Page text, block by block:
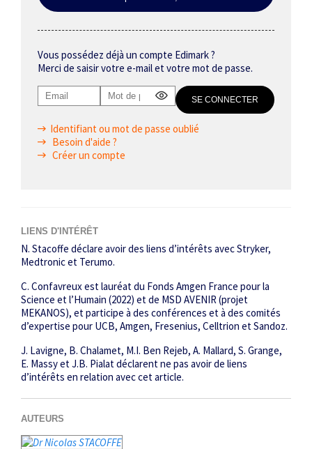
Vous possédez déjà un compte Edimark ?
Merci de saisir votre e-mail et votre mot de passe.
Identifiant ou mot de passe oublié
Besoin d'aide ?
Créer un compte
LIENS D'INTÉRÊT
N. Stacoffe déclare avoir des liens d’intérêts avec Stryker,
Medtronic et Terumo.
C. Confavreux est lauréat du Fonds Amgen France pour la
Science et l’Humain (2022) et de MSD AVENIR (projet
MEKANOS), et participe à des conférences et à des comités
d’expertise pour UCB, Amgen, Fresenius, Celltrion et Sandoz.
J. Lavigne, B. Chalamet, M.I. Ben Rejeb, A. Mallard, S. Grange,
E. Massy et J.B. Pialat déclarent ne pas avoir de liens
d’intérêts en relation avec cet article.
AUTEURS